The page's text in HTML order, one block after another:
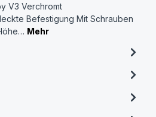
V3 Verchromt
Befestigung Mit Schrauben
Mehr